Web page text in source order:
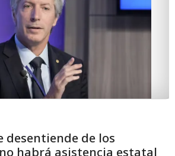
desentiende de los
habrá asistencia estatal